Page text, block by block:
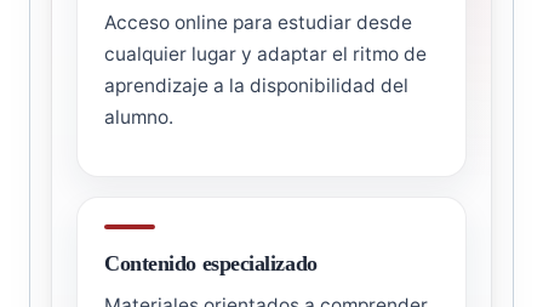
Acceso online para estudiar desde
cualquier lugar y adaptar el ritmo de
aprendizaje a la disponibilidad del
alumno.
Contenido especializado